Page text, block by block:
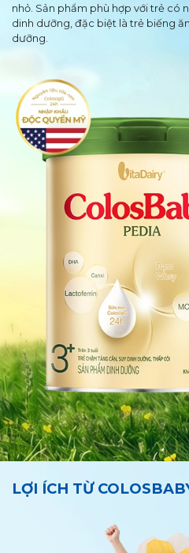
nhỏ. Sản phẩm phù hợp với trẻ có
dinh dưỡng, đặc biệt là trẻ biếng
dưỡng.
LỢI ÍCH TỪ